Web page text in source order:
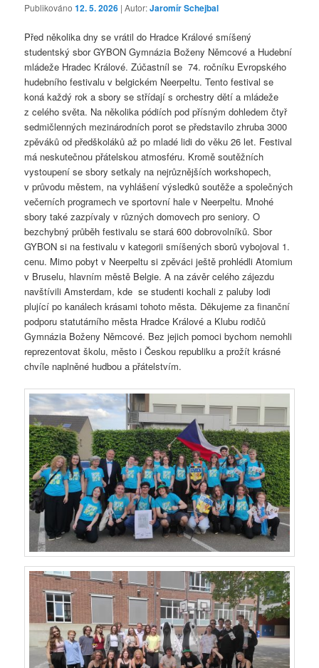
Publikováno12. 5. 2026 | Autor:Jaromír Schejbal
Před několika dny se vrátil do Hradce Králové smíšený
studentský sbor GYBON Gymnázia Boženy Němcové a Hudební
mládeže Hradec Králové. Zúčastníl se 74. ročníku Evropského
hudebního festivalu v belgickém Neerpeltu. Tento festival se
koná každý rok a sbory se střídají s orchestry dětí a mládeže
z celého světa. Na několika pódiích pod přísným dohledem čtyř
sedmičlenných mezinárodních porot se představilo zhruba 3000
zpěváků od předškoláků až po mladé lidi do věku 26 let. Festival
má neskutečnou přátelskou atmosféru. Kromě soutěžních
vystoupení se sbory setkaly na nejrůznějších workshopech,
v průvodu městem, na vyhlášení výsledků soutěže a společných
večerních programech ve sportovní hale v Neerpeltu. Mnohé
sbory také zazpívaly v různých domovech pro seniory. O
bezchybný průběh festivalu se stará 600 dobrovolníků. Sbor
GYBON si na festivalu v kategorii smíšených sborů vybojoval 1.
cenu. Mimo pobyt v Neerpeltu si zpěváci ještě prohlédli Atomium
v Bruselu, hlavním městě Belgie. A na závěr celého zájezdu
navštívili Amsterdam, kde se studenti kochali z paluby lodi
plující po kanálech krásami tohoto města. Děkujeme za finanční
podporu statutárního města Hradce Králové a Klubu rodičů
Gymnázia Boženy Němcové. Bez jejich pomoci bychom nemohli
reprezentovat školu, město i Českou republiku a prožít krásné
chvíle naplněné hudbou a přátelstvím.